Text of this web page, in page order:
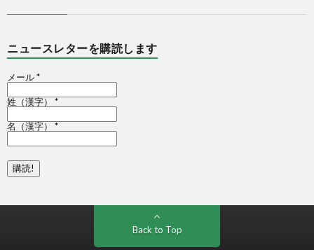
ニュースレターを購読します
メール*
姓（漢字） *
名（漢字） *
Back to Top